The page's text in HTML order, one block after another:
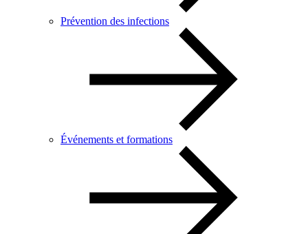
Prévention des infections
Événements et formations